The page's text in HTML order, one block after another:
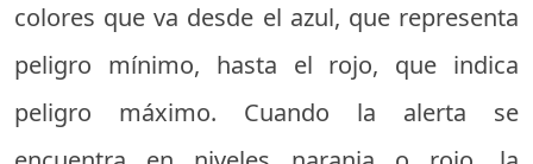
colores que va desde el azul, que representa
peligro mínimo, hasta el rojo, que indica
peligro máximo. Cuando la alerta se